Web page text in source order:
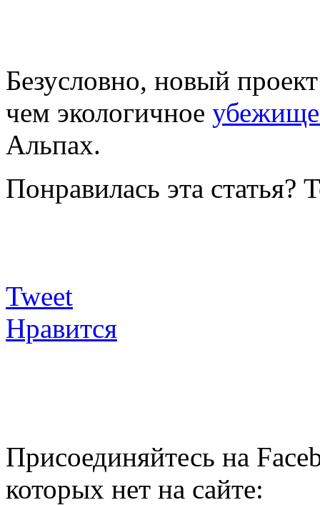
Безусловно, новый
чем экологичное
Альпах.
Понравилась эта статья?
Tweet
Нравится
Присоединяйтесь на
которых нет на сайте: